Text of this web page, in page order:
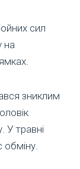
сил
на
зниклим
У травні
обміну.